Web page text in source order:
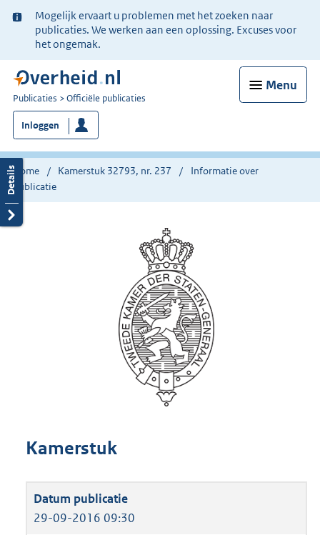
Ter
informatie:
Mogelijk ervaart u problemen met het zoeken naar
publicaties. We werken aan een oplossing. Excuses voor
het ongemak.
Menu
U
bent
nu
hier:
Publicaties Officiële publicaties
Inloggen
Home Kamerstuk 32793, nr. 237
Informatie over
publicatie
Kamerstuk
29-09-2016 09:30